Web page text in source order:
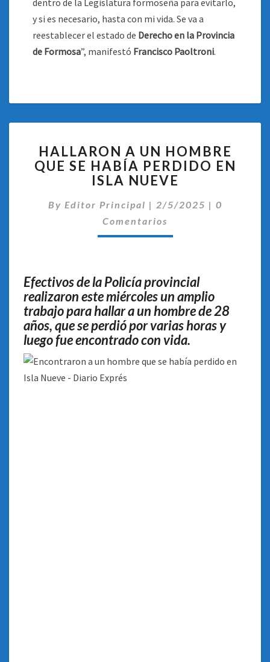
dentro de la Legislatura formoseña para evitarlo,
y si es necesario, hasta con mi vida. Se va a
reestablecer el estado de Derecho en la Provincia
de Formosa”, manifestó Francisco Paoltroni.
A
UN
HOMBRE
SE
HABÍA
HALLARON A UN HOMBRE
QUE SE HABÍA PERDIDO EN
ISLA NUEVE
By Editor Principal | 2/5/2025 | 0
Comentarios
Efectivos de la Policía provincial
realizaron este miércoles un amplio
trabajo para hallar a un hombre de 28
años, que se perdió por varias horas y
luego fue encontrado con vida.